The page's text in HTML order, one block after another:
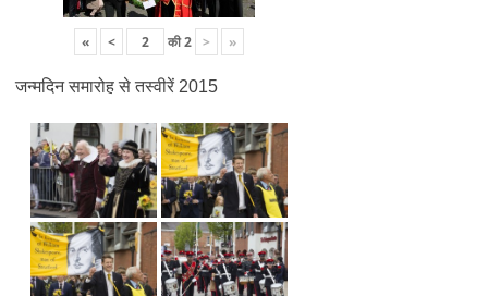
« < की2 > »
जन्मदिन समारोह से तस्वीरें 2015